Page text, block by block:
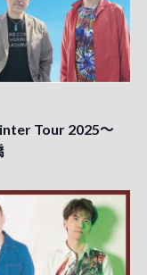
Tour 2025～